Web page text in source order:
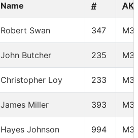
Name # AK
Robert Swan 347
John Butcher 235
Christopher Loy 233
James Miller 393
Hayes Johnson 994